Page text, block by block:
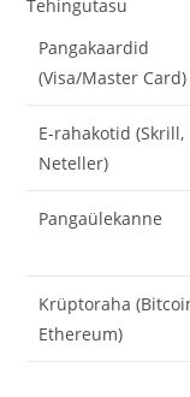
Tehingutasu
Pangakaardid
(Visa/Master Card)
E-rahakotid (Skrill,
Neteller)
Pangaülekanne
Krüptoraha
Ethereum)